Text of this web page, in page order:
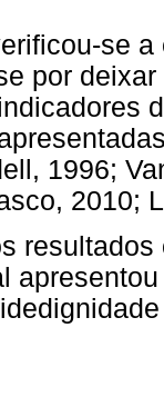
se
por
1996;
2010;